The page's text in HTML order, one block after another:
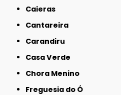
Caieras
Cantareira
Carandiru
Casa Verde
Chora Menino
Freguesia do Ó